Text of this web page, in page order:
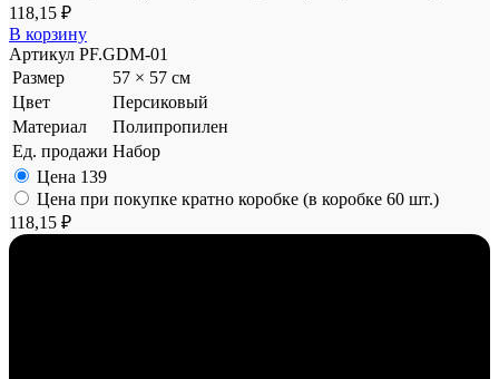
118,15 ₽
В корзину
Артикул PF.GDM-01
Размер
57 × 57 см
Цвет
Персиковый
Материал
Полипропилен
Ед. продажи Набор
Цена 139
Цена при покупке кратно коробке (в коробке 60 шт.)
118,15 ₽